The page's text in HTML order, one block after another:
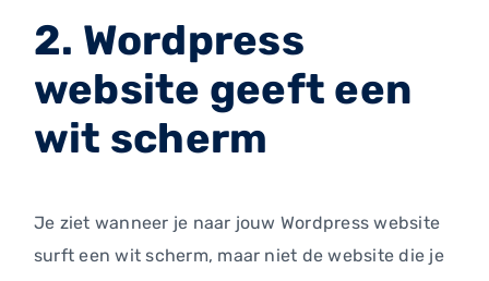
2. Wordpress
website geeft een
wit scherm
Je ziet wanneer je naar jouw Wordpress website
surft een wit scherm, maar niet de website die je